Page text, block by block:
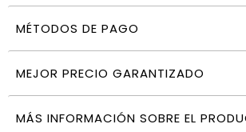
MÉTODOS DE PAGO
MEJOR PRECIO GARANTIZADO
MÁS INFORMACIÓN SOBRE EL